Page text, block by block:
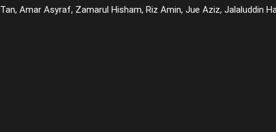
Amar Asyraf, Zamarul Hisham, Riz Amin, Jue Aziz, Jalaluddin